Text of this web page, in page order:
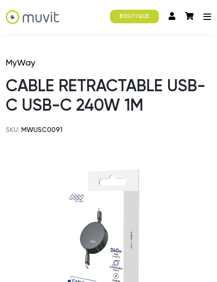
BOUTIQUE
MyWay
CABLE RETRACTABLE USB-
C USB-C 240W 1M
SKU: MWUSC0091